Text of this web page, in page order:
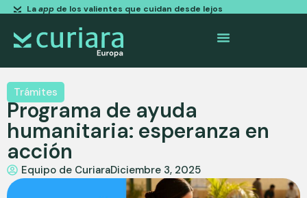
Laappde los valientes que cuidan desde lejos
Trámites
Programa de ayuda
humanitaria: esperanza en
acción
Equipo de CuriaraDiciembre 3, 2025